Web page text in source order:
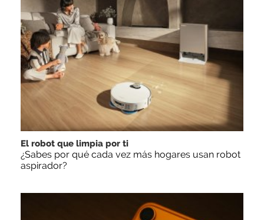
El robot que limpia por ti
¿Sabes por qué cada vez más hogares usan robot
aspirador?